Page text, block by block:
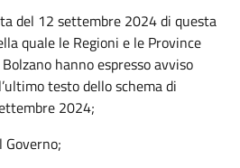
del 12 settembre 2024 di questa
quale le Regioni e le Province
hanno espresso avviso
testo dello schema di
2024;
Governo;